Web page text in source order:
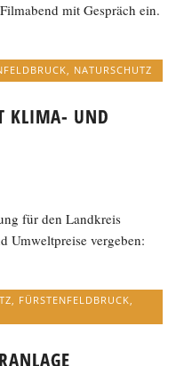
mit Gespräch ein.
, NATURSCHUTZ
KLIMA- UND
für den Landkreis
Umweltpreise vergeben:
, FÜRSTENFELDBRUCK,